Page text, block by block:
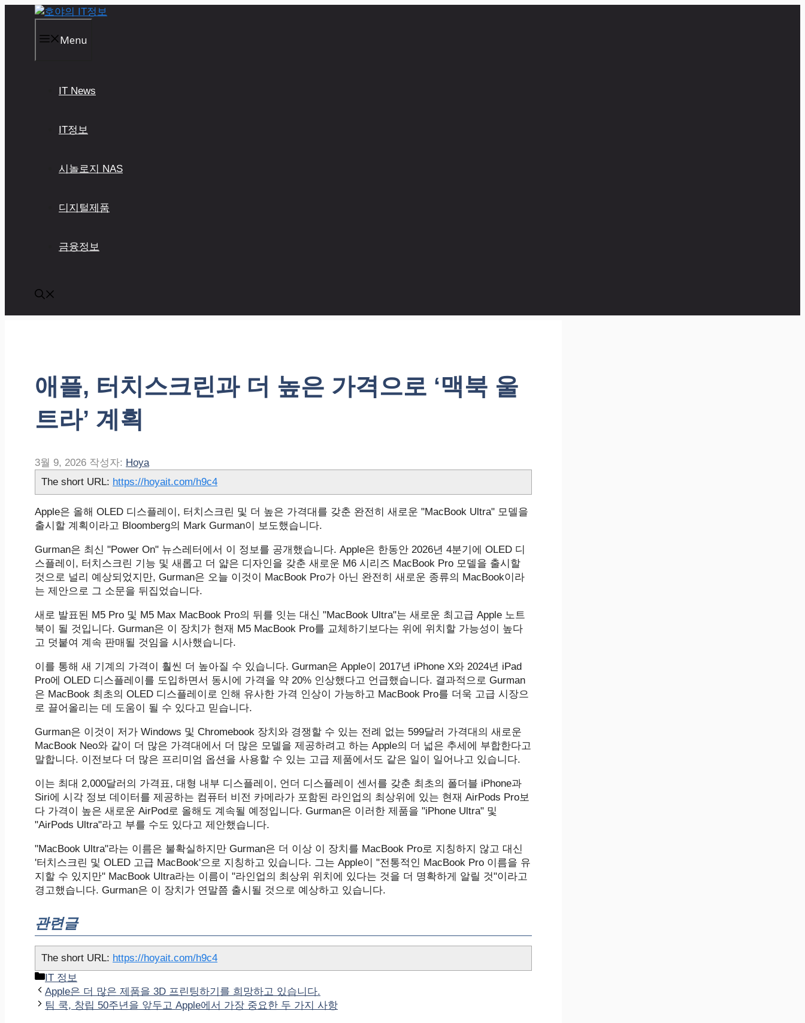
Menu
IT News
IT정보
시놀로지 NAS
디지털제품
금융정보
애플, 터치스크린과 더 높은 가격으로 ‘맥북 울
트라’ 계획
3월 9, 2026 작성자: Hoya
The short URL: https://hoyait.com/h9c4
Apple은 올해 OLED 디스플레이, 터치스크린 및 더 높은 가격대를 갖춘 완전히 새로운 "MacBook Ultra" 모델을
출시할 계획이라고 Bloomberg의 Mark Gurman이 보도했습니다.
Gurman은 최신 "Power On" 뉴스레터에서 이 정보를 공개했습니다. Apple은 한동안 2026년 4분기에 OLED 디
스플레이, 터치스크린 기능 및 새롭고 더 얇은 디자인을 갖춘 새로운 M6 시리즈 MacBook Pro 모델을 출시할
것으로 널리 예상되었지만, Gurman은 오늘 이것이 ‌MacBook Pro가 아닌 완전히 새로운 종류의 MacBook이라
는 제안으로 그 소문을 뒤집었습니다.
새로 발표된 M5 Pro 및 M5 Max MacBook Pro의 뒤를 잇는 대신 "MacBook Ultra"는 새로운 최고급 Apple 노트
북이 될 것입니다. Gurman은 이 장치가 현재 M5 MacBook Pro를 교체하기보다는 위에 위치할 가능성이 높다
고 덧붙여 계속 판매될 것임을 시사했습니다.
이를 통해 새 기계의 가격이 훨씬 더 높아질 수 있습니다. Gurman은 Apple이 2017년 iPhone X와 2024년 iPad
Pro에 OLED 디스플레이를 도입하면서 동시에 가격을 약 20% 인상했다고 언급했습니다. 결과적으로 Gurman
은 MacBook 최초의 OLED 디스플레이로 인해 유사한 가격 인상이 가능하고 ‌MacBook Pro‌를 더욱 고급 시장으
로 끌어올리는 데 도움이 될 수 있다고 믿습니다.
Gurman은 이것이 저가 Windows 및 Chromebook 장치와 경쟁할 수 있는 전례 없는 599달러 가격대의 새로운
MacBook Neo와 같이 더 많은 가격대에서 더 많은 모델을 제공하려고 하는 Apple의 더 넓은 추세에 부합한다고
말합니다. 이전보다 더 많은 프리미엄 옵션을 사용할 수 있는 고급 제품에서도 같은 일이 일어나고 있습니다.
이는 최대 2,000달러의 가격표, 대형 내부 디스플레이, 언더 디스플레이 센서를 갖춘 최초의 폴더블 iPhone과
Siri에 시각 정보 데이터를 제공하는 컴퓨터 비전 카메라가 포함된 라인업의 최상위에 있는 현재 AirPods Pro보
다 가격이 높은 새로운 AirPod로 올해도 계속될 예정입니다. Gurman은 이러한 제품을 "iPhone Ultra" 및
"AirPods Ultra"라고 부를 수도 있다고 제안했습니다.
"MacBook Ultra"라는 이름은 불확실하지만 Gurman은 더 이상 이 장치를 ‌MacBook Pro‌로 지칭하지 않고 대신
'터치스크린 및 OLED 고급 MacBook'으로 지칭하고 있습니다. 그는 Apple이 "전통적인 MacBook Pro 이름을 유
지할 수 있지만" MacBook Ultra라는 이름이 "라인업의 최상위 위치에 있다는 것을 더 명확하게 알릴 것"이라고
경고했습니다. Gurman은 이 장치가 연말쯤 출시될 것으로 예상하고 있습니다.
관련글
The short URL: https://hoyait.com/h9c4
카
테
고
IT 정보
Apple은 더 많은 제품을 3D 프린팅하기를 희망하고 있습니다.
팀 쿡, 창립 50주년을 앞두고 Apple에서 가장 중요한 두 가지 사항